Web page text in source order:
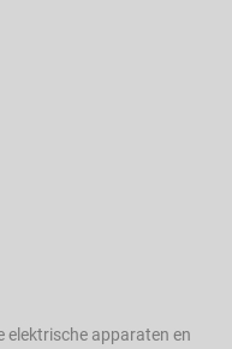
elektrische apparaten en